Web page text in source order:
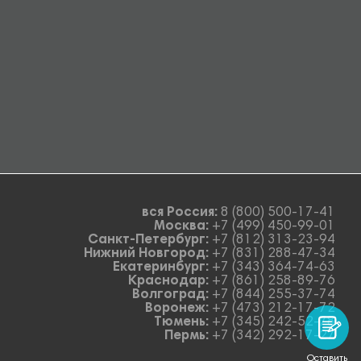
вся Россия: 8 (800) 500-17-41
Москва: +7 (499) 450-99-01
Санкт-Петербург: +7 (812) 313-23-94
Нижний Новгород: +7 (831) 288-47-34
Екатеринбург: +7 (343) 364-74-63
Краснодар: +7 (861) 258-89-76
Волгоград: +7 (844) 255-37-74
Воронеж: +7 (473) 212-17-72
Тюмень: +7 (345) 242-52-78
Пермь: +7 (342) 292-17-27
Оставить